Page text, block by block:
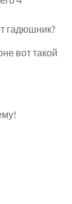
гадюшник?
вот такой